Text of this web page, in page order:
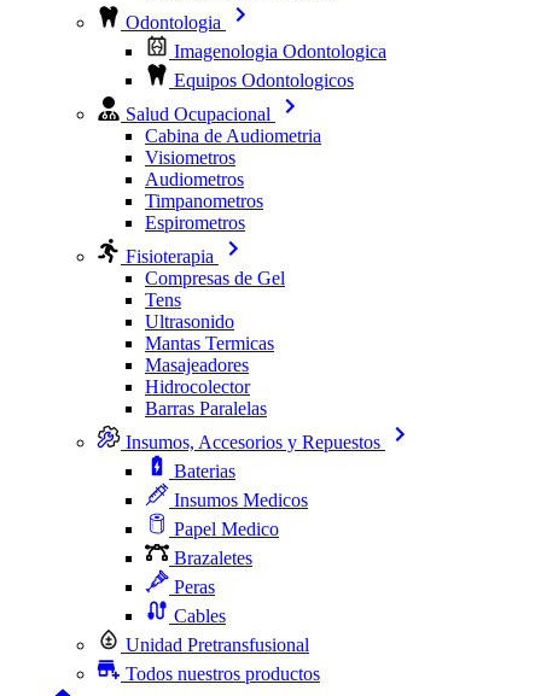
Odontologia
Imagenologia Odontologica
Equipos Odontologicos
Salud Ocupacional
Cabina de Audiometria
Visiometros
Audiometros
Timpanometros
Espirometros
Fisioterapia
Compresas de Gel
Tens
Ultrasonido
Mantas Termicas
Masajeadores
Hidrocolector
Barras Paralelas
Insumos, Accesorios y Repuestos
Baterias
Insumos Medicos
Papel Medico
Brazaletes
Peras
Cables
Unidad Pretransfusional
Todos nuestros productos